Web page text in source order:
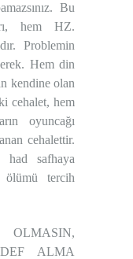
Bu
hem HZ.
Problemin
Hem din
kendine olan
cehalet, hem
oyuncağı
cehalettir.
safhaya
ölümü tercih
ALMA